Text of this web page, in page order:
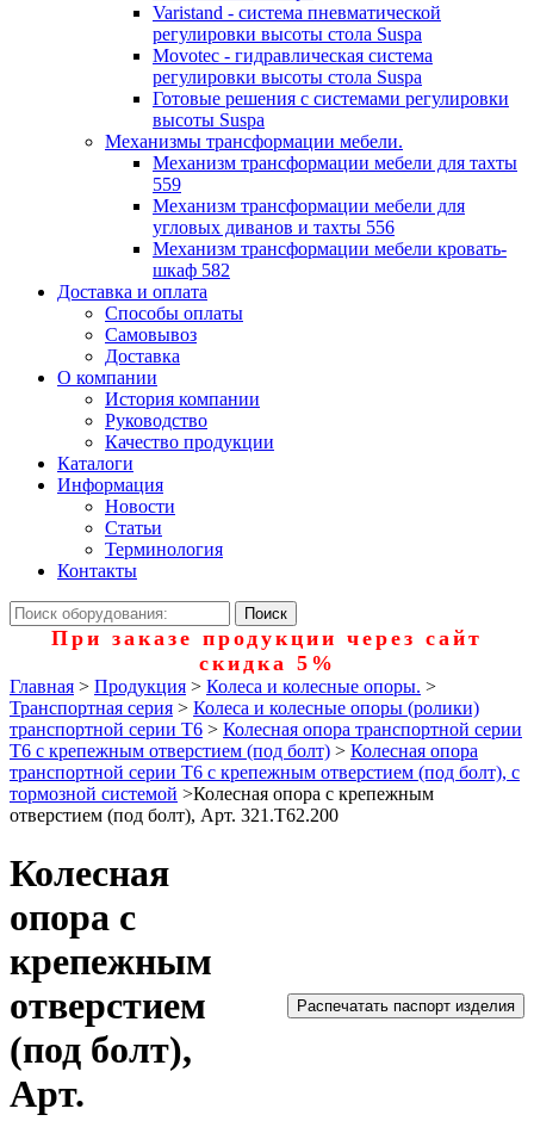
Varistand - система пневматической
регулировки высоты стола Suspa
Movotec - гидравлическая система
регулировки высоты стола Suspa
Готовые решения с системами регулировки
высоты Suspa
Механизмы трансформации мебели.
Механизм трансформации мебели для тахты
559
Механизм трансформации мебели для
угловых диванов и тахты 556
Механизм трансформации мебели кровать-
шкаф 582
Доставка и оплата
Способы оплаты
Самовывоз
Доставка
О компании
История компании
Руководство
Качество продукции
Каталоги
Информация
Новости
Статьи
Терминология
Контакты
При заказе продукции через сайт
скидка 5%
Главная > Продукция > Колеса и колесные опоры. >
Транспортная серия > Колеса и колесные опоры (ролики)
транспортной серии Т6 > Колесная опора транспортной серии
Т6 с крепежным отверстием (под болт) > Колесная опора
транспортной серии Т6 с крепежным отверстием (под болт), с
тормозной системой >Колесная опора с крепежным
отверстием (под болт), Арт. 321.Т62.200
Колесная
опора с
крепежным
отверстием
(под болт),
Арт.
Распечатать паспорт изделия